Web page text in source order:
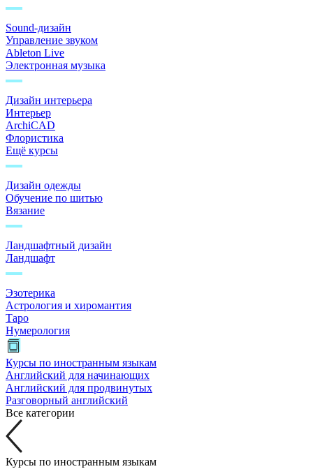
Sound-дизайн
Управление звуком
Ableton Live
Электронная музыка
Дизайн интерьера
Интерьер
ArchiCAD
Флористика
Ещё курсы
Дизайн одежды
Обучение по шитью
Вязание
Ландшафтный дизайн
Ландшафт
Эзотерика
Астрология и хиромантия
Таро
Нумерология
Курсы по иностранным языкам
Английский для начинающих
Английский для продвинутых
Разговорный английский
Все категории
Курсы по иностранным языкам